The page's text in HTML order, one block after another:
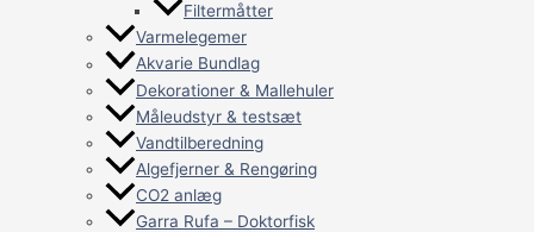
Filtermåtter
Varmelegemer
Akvarie Bundlag
Dekorationer & Mallehuler
Måleudstyr & testsæt
Vandtilberedning
Algefjerner & Rengøring
CO2 anlæg
Garra Rufa – Doktorfisk